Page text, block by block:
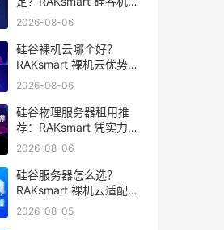
深度评测
2026-08-06
硅谷裸机云哪个好？
RAKsmart 裸机云优势全
解析
2026-08-06
硅谷物理服务器租用推
荐：RAKsmart 凭实力成
为跨境业务首选
2026-08-06
硅谷服务器怎么选？
RAKsmart 裸机云适配跨
境电商 手游后台
2026-08-05